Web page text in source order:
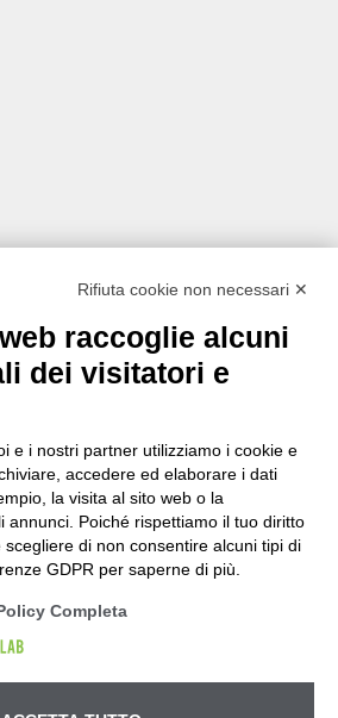
Rifiuta cookie non necessari ✕
raccoglie alcuni
dei visitatori e
e i nostri partner utilizziamo i cookie e
accedere ed elaborare i dati
la visita al sito web o la
annunci. Poiché rispettiamo il tuo diritto
scegliere di non consentire alcuni tipi di
GDPR per saperne di più.
Completa